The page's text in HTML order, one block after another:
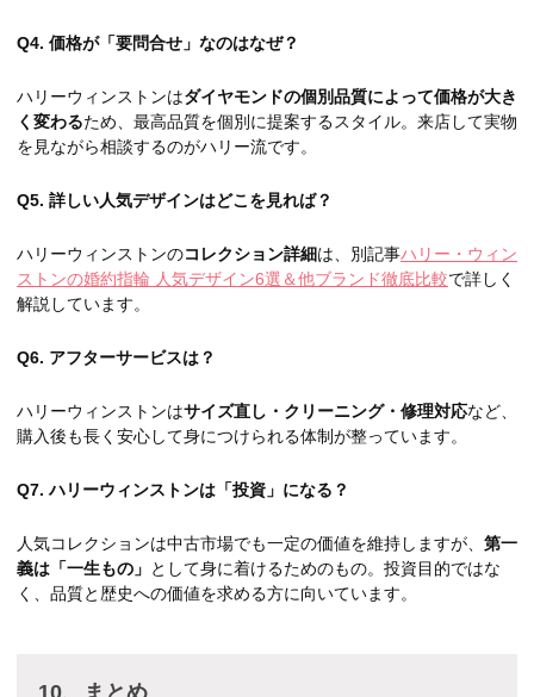
Q4. 価格が「要問合せ」なのはなぜ？
ハリーウィンストンはダイヤモンドの個別品質によって価格が大き
く変わるため、最高品質を個別に提案するスタイル。来店して実物
を見ながら相談するのがハリー流です。
Q5. 詳しい人気デザインはどこを見れば？
ハリーウィンストンのコレクション詳細は、別記事ハリー・ウィン
ストンの婚約指輪 人気デザイン6選＆他ブランド徹底比較で詳しく
解説しています。
Q6. アフターサービスは？
ハリーウィンストンはサイズ直し・クリーニング・修理対応など、
購入後も長く安心して身につけられる体制が整っています。
Q7. ハリーウィンストンは「投資」になる？
人気コレクションは中古市場でも一定の価値を維持しますが、 第一
義は「一生もの」 として身に着けるためのもの。投資目的ではな
く、品質と歴史への価値を求める方に向いています。
10、まとめ